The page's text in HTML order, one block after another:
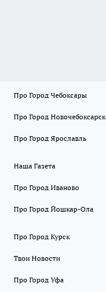
Про Город Чебоксары
Про Город Новочебоксарск
Про Город Ярославль
Наша Газета
Про Город Иваново
Про Город Йошкар-Ола
Про Город Курск
Твои Новости
Про Город Уфа